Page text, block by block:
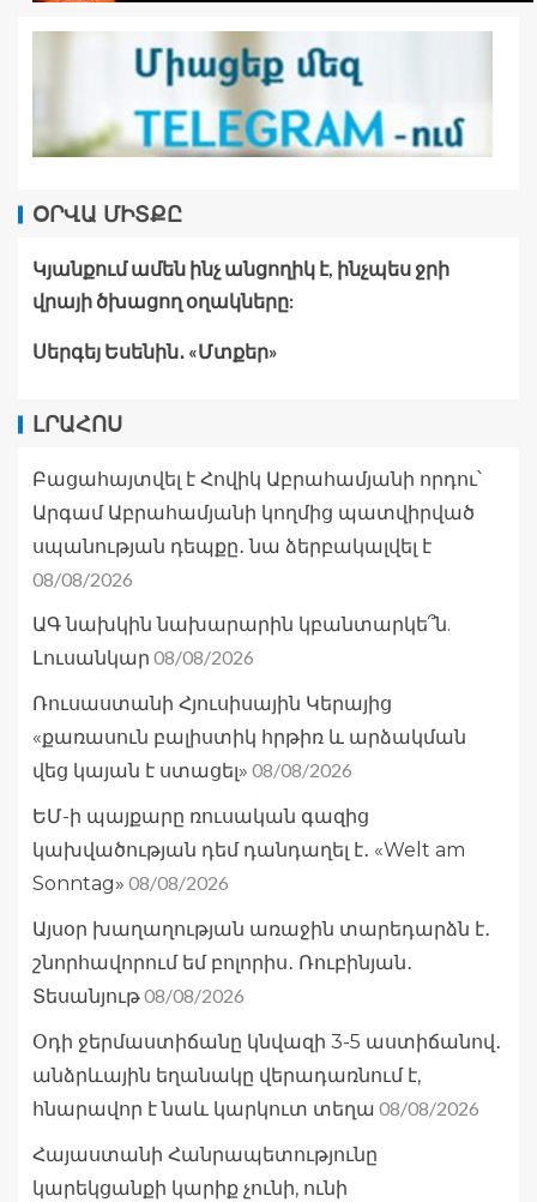
ՕՐՎԱ ՄԻՏՔԸ
Կյանքում ամեն ինչ անցողիկ է, ինչպես ջրի
վրայի ծխացող օղակները:
Սերգեյ Եսենին․ «Մտքեր»
ԼՐԱՀՈՍ
Բացահայտվել է Հովիկ Աբրահամյանի որդու՝
Արգամ Աբրահամյանի կողմից պատվիրված
սպանության դեպքը․ նա ձերբակալվել է
08/08/2026
ԱԳ նախկին նախարարին կբանտարկե՞ն.
Լուսանկար 08/08/2026
Ռուսաստանի Հյուսիսային Կերայից
«քառասուն բալիստիկ հրթիռ և արձակման
վեց կայան է ստացել» 08/08/2026
ԵՄ-ի պայքարը ռուսական գազից
կախվածության դեմ դանդաղել է․ «Welt am
Sonntag» 08/08/2026
Այսօր խաղաղության առաջին տարեդարձն է․
շնորհավորում եմ բոլորիս․ Ռուբինյան․
Տեսանյութ08/08/2026
Օդի ջերմաստիճանը կնվազի 3-5 աստիճանով․
անձրևային եղանակը վերադառնում է,
հնարավոր է նաև կարկուտ տեղա 08/08/2026
Հայաստանի Հանրապետությունը
կարեկցանքի կարիք չունի, ունի